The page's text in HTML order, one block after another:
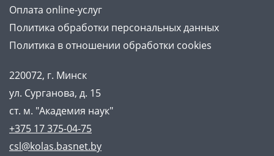
Оплата online-услуг
Политика обработки персональных данных
Политика в отношении обработки cookies
220072, г. Минск
ул. Сурганова, д. 15
ст. м. "Академия наук"
+375 17 375-04-75
csl@kolas.basnet.by